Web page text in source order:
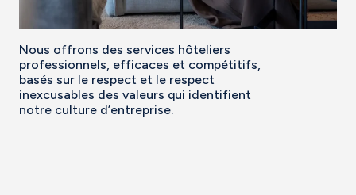
Nous offrons des services hôteliers
professionnels, efficaces et compétitifs,
basés sur le respect et le respect
inexcusables des valeurs qui identifient
notre culture d’entreprise.